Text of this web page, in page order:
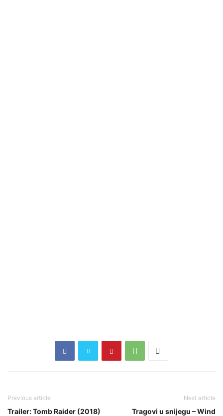
Previous article
Trailer: Tomb Raider (2018)
Next article
Tragovi u snijegu – Wind